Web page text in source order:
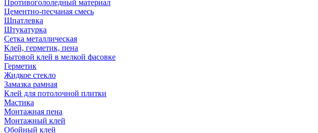
Противогололедный материал
Цементно-песчаная смесь
Шпатлевка
Штукатурка
Сетка металлическая
Клей, герметик, пена
Бытовой клей в мелкой фасовке
Герметик
Жидкое стекло
Замазка рамная
Клей для потолочной плитки
Мастика
Монтажная пена
Монтажный клей
Обойный клей